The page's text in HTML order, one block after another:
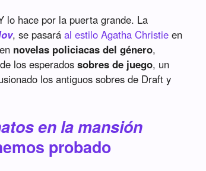
lo hace por la puerta grande. La
, se pasaráal estilo Agatha Christie en
novelas policiacas del género,
los esperadossobres de juego, un
los antiguos sobres de Draft y
en la mansión
probado